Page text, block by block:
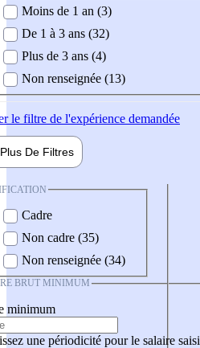
demandée
Moins de 1 an (3)
De 1 à 3 ans (32)
Plus de 3 ans (4)
Non renseignée (13)
le filtre de l'expérience demandée
Plus De Filtres
Cadre
Non cadre (35)
Non renseignée (34)
BRUT MINIMUM
minimum
une périodicité pour le salaire saisi